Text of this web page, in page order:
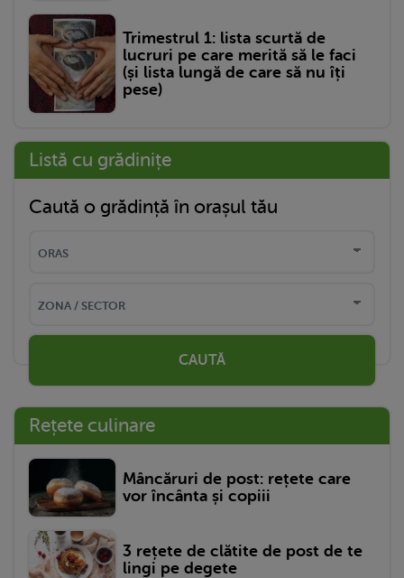
Trimestrul 1: lista scurtă de
lucruri pe care merită să le faci
(și lista lungă de care să nu îți
pese)
Listă cu grădinițe
Caută o grădință în orașul tău
CAUTĂ
Rețete culinare
Mâncăruri de post: rețete care
vor încânta și copiii
3 rețete de clătite de post de te
lingi pe degete